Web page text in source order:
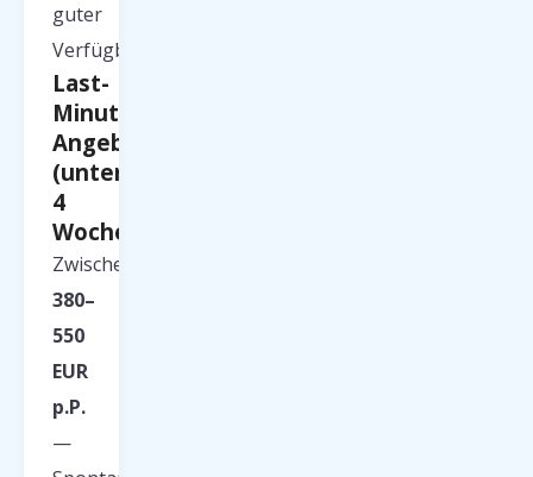
guter
Verfügbarkeit.
Last-
Minute-
Angebote
(unter
4
Wochen)
Zwischen
380–
550
EUR
p.P.
—